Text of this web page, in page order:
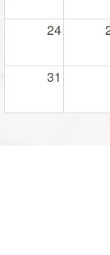
24
31